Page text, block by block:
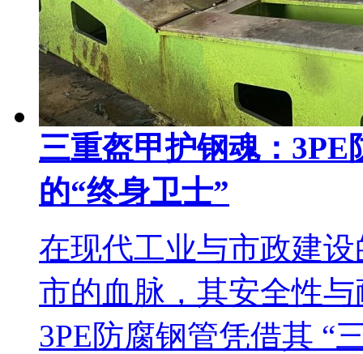
三重盔甲护钢魂：
的“终身卫士”
在现代工业与市政建
市的血脉，其安全性
3PE防腐钢管凭借其 “